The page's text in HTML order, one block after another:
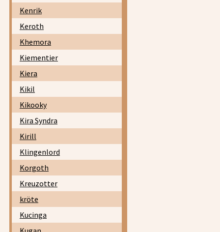
Kenrik
Keroth
Khemora
Kiementier
Kiera
Kikil
Kikooky
Kira Syndra
Kirill
Klingenlord
Korgoth
Kreuzotter
kröte
Kucinga